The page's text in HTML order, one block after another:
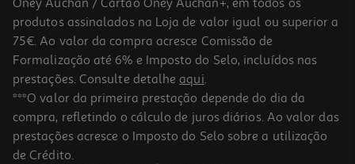
-10%
Livro A Chave
15.21 €/un
16,90 € PVP de editor
15,21 €
produtos assinalados na Loja de valor igual ou superior a
75€. Ao valor da compra acresce Comissão de
Formalização até 6% e Imposto do Selo, incluídos nas
prestações. Consulte detalhe aqui.
***O valor da primeira prestação depende do dia da
compra, refletindo o cálculo de juros diários. Ao valor das
prestações acresce o Imposto do Selo sobre a utilização
de Crédito.